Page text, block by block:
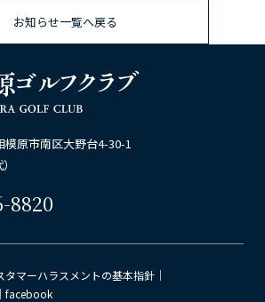
お知らせ一覧へ戻る
模原市南区大野台4-30-1
8820
タマーハラスメントの基本指針 ｜
｜ facebook